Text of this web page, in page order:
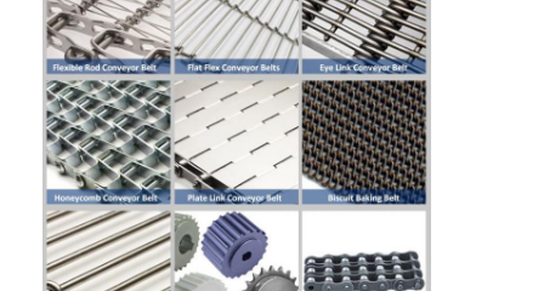
Semua Kasus
Sabuk jaring baja tahan karat
Jaring Kawat Spiral
Wire Mesh Suhu Tinggi
Sabuk Jala Makanan